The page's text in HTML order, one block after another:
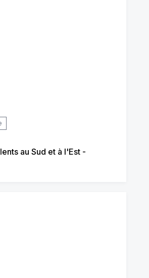
au Sud et à l'Est -